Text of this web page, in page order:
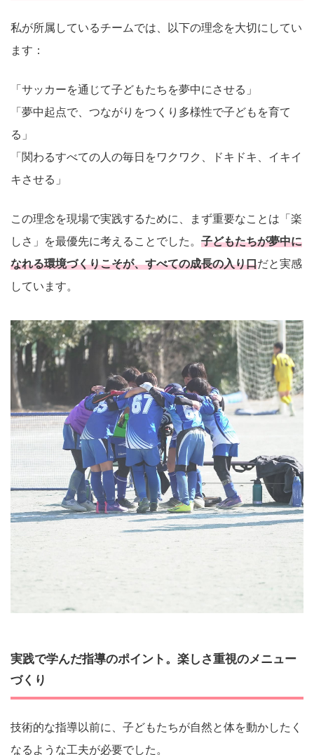
私が所属しているチームでは、以下の理念を大切にしてい
ます：
「サッカーを通じて子どもたちを夢中にさせる」
「夢中起点で、つながりをつくり多様性で子どもを育て
る」
「関わるすべての人の毎日をワクワク、ドキドキ、イキイ
キさせる」
この理念を現場で実践するために、まず重要なことは「楽
しさ」を最優先に考えることでした。 子どもたちが夢中に
なれる環境づくりこそが、すべての成長の入り口だと実感
しています。
実践で学んだ指導のポイント。楽しさ重視のメニュー
づくり
技術的な指導以前に、子どもたちが自然と体を動かしたく
なるような工夫が必要でした。